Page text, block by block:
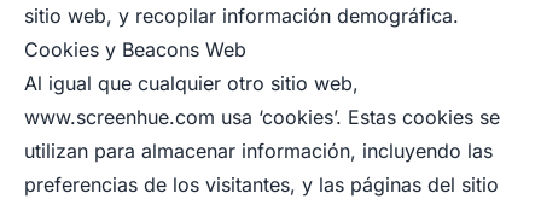
sitio web, y recopilar información demográfica.
Cookies y Beacons Web
Al igual que cualquier otro sitio web,
www.screenhue.com usa ‘cookies’. Estas cookies se
utilizan para almacenar información, incluyendo las
preferencias de los visitantes, y las páginas del sitio